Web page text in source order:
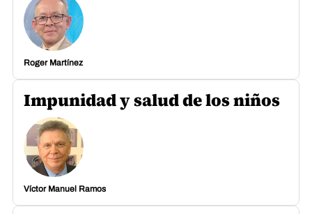
Roger Martínez
Impunidad y salud de los niños
Víctor Manuel Ramos